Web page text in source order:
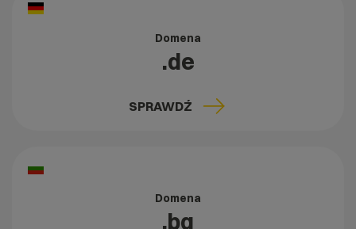
Domena
.de
SPRAWDŹ
Domena
.bg